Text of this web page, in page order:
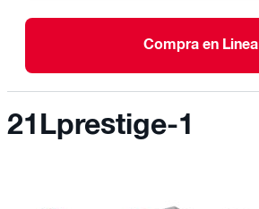
Compra en Linea
21Lprestige-1